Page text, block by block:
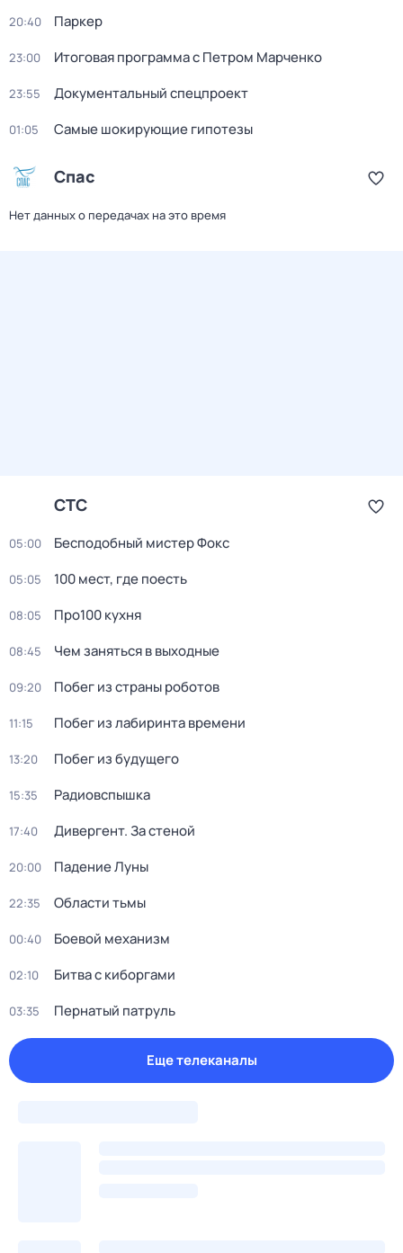
20:40 Паркер
23:00 Итоговая программа с Петром Марченко
23:55 Документальный спецпроект
01:05 Самые шoкиpующие гипотезы
Спас
Нет данных о передачах на это время
СТС
05:00 Бесподобный мистер Фокс
05:05 100 мест, где поесть
08:05 Про100 кухня
08:45 Чем заняться в выходные
09:20 Побег из страны роботов
11:15 Побег из лабиринта времени
13:20 Побег из будущего
15:35 Радиовспышка
17:40 Дивергент. За стеной
20:00 Падение Луны
22:35 Области тьмы
00:40 Боевой механизм
02:10 Битва с киборгами
03:35 Пернатый патруль
Еще телеканалы